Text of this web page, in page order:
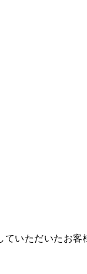
ていただいたお客